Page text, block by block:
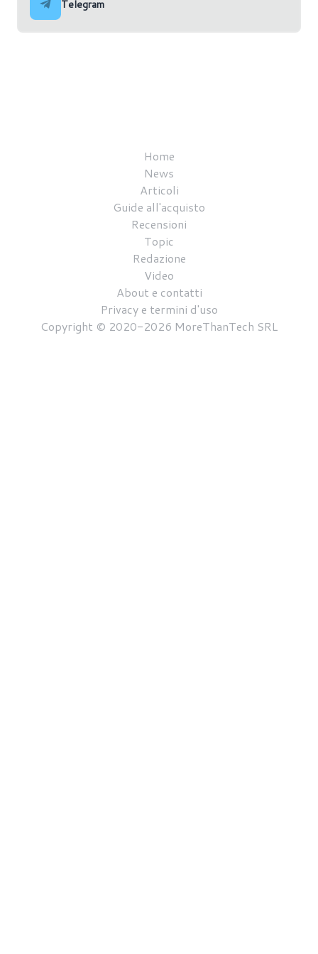
Telegram
Home
News
Articoli
Guide all'acquisto
Recensioni
Topic
Redazione
Video
About e contatti
Privacy e termini d'uso
Copyright © 2020-2026 MoreThanTech SRL